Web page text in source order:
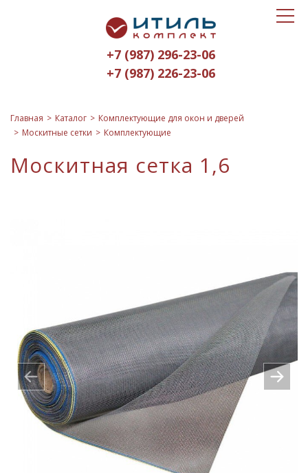
Итиль-
Комплект
logo
+7 (987) 296-23-06
+7 (987) 226-23-06
Toggle
Главная Каталог
Комплектующие для окон и дверей
Москитные сетки
Комплектующие
Москитная сетка 1,6